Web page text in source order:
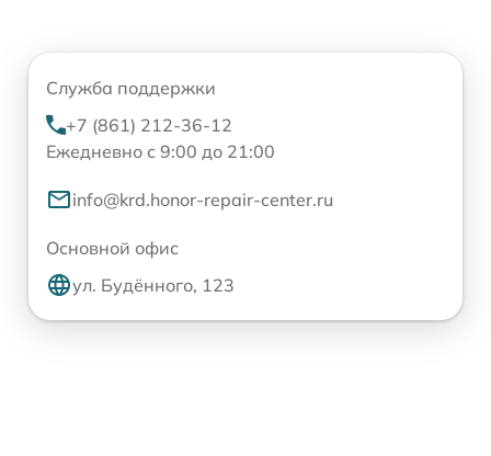
Служба поддержки
+7 (861) 212-36-12
Ежедневно с 9:00 до 21:00
info@krd.honor-repair-center.ru
Основной офис
ул. Будённого, 123